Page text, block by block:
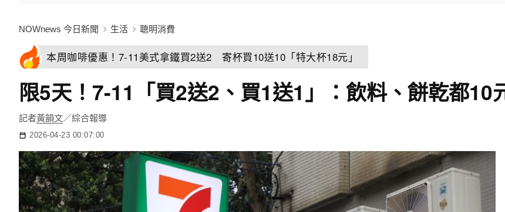
NOWnews 今日新聞 生活 聰明消費
本周咖啡優惠！7-11美式拿鐵買2送2 寄杯買10送10「特大杯18元」
限5天！7-11「買2送2、買1送1」：飲料、餅乾都
記者黃韻文／綜合報導
2026-04-23 00:07:00